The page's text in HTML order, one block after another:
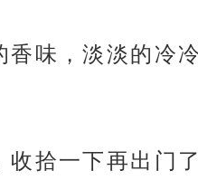
味，淡淡的冷
拾一下再出门